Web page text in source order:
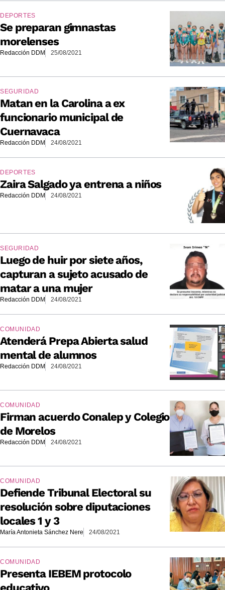
DEPORTES
Se preparan gimnastas
morelenses
Redacción DDM 25/08/2021
SEGURIDAD
Matan en la Carolina a ex
funcionario municipal de
Cuernavaca
Redacción DDM 24/08/2021
DEPORTES
Zaira Salgado ya entrena a niños
Redacción DDM 24/08/2021
SEGURIDAD
Luego de huir por siete años,
capturan a sujeto acusado de
matar a una mujer
Redacción DDM 24/08/2021
COMUNIDAD
Atenderá Prepa Abierta salud
mental de alumnos
Redacción DDM 24/08/2021
COMUNIDAD
Firman acuerdo Conalep y Colegio
de Morelos
Redacción DDM 24/08/2021
COMUNIDAD
Defiende Tribunal Electoral su
resolución sobre diputaciones
locales 1 y 3
María Antonieta Sánchez Nere 24/08/2021
COMUNIDAD
Presenta IEBEM protocolo